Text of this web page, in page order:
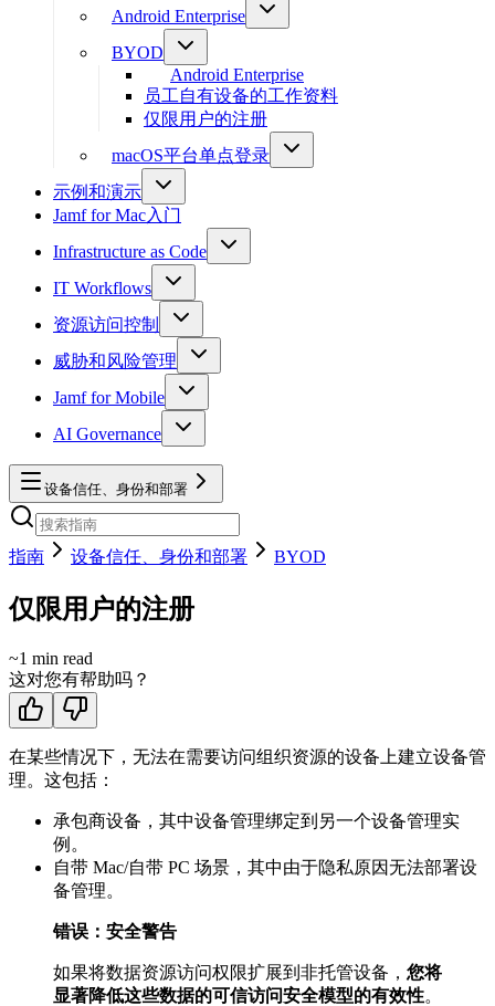
Android Enterprise
BYOD
Android Enterprise
员工自有设备的工作资料
仅限用户的注册
macOS平台单点登录
示例和演示
Jamf for Mac入门
Infrastructure as Code
IT Workflows
资源访问控制
威胁和风险管理
Jamf for Mobile
AI Governance
设备信任、身份和部署
指南 设备信任、身份和部署 BYOD
仅限用户的注册
~1 min read
这对您有帮助吗？
在某些情况下，无法在需要访问组织资源的设备上建立设备管
理。这包括：
承包商设备，其中设备管理绑定到另一个设备管理实
例。
自带 Mac/自带 PC 场景，其中由于隐私原因无法部署设
备管理。
错误：安全警告
如果将数据资源访问权限扩展到非托管设备， 您将
显著降低这些数据的可信访问安全模型的有效性。